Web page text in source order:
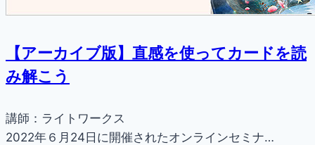
【アーカイブ版】直感を使ってカードを読
み解こう
講師：ライトワークス
2022年６月24日に開催されたオンラインセミナ…